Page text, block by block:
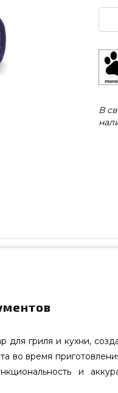
В
для гриля и кухни,
во время
и